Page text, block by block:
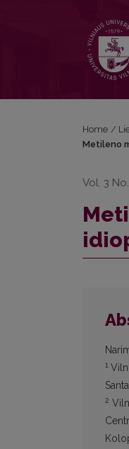
Home /
Metileno
Vol. 3
1
2